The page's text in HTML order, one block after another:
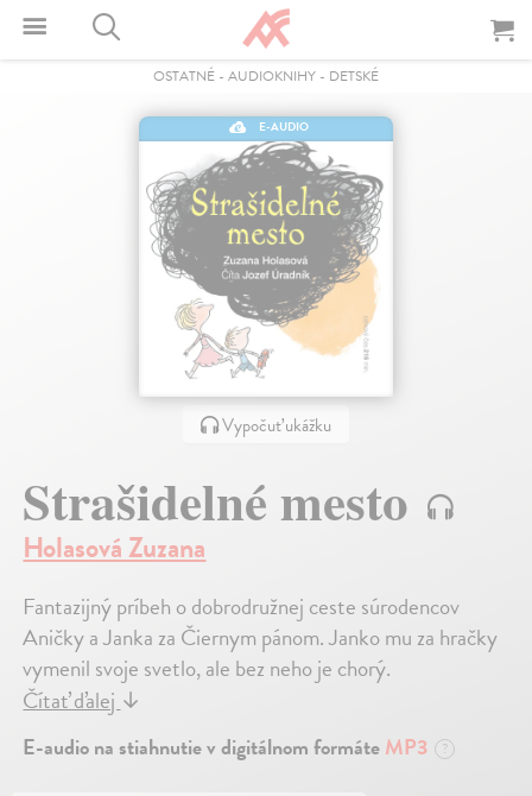
OSTATNÉ - AUDIOKNIHY - DETSKÉ
E-AUDIO
Vypočuť ukážku
Strašidelné mesto
Holasová Zuzana
Fantazijný príbeh o dobrodružnej ceste súrodencov
Aničky a Janka za Čiernym pánom. Janko mu za hračky
vymenil svoje svetlo, ale bez neho je chorý.
Čítať ďalej↓
E-audio na stiahnutie v digitálnom formáteMP3 ?